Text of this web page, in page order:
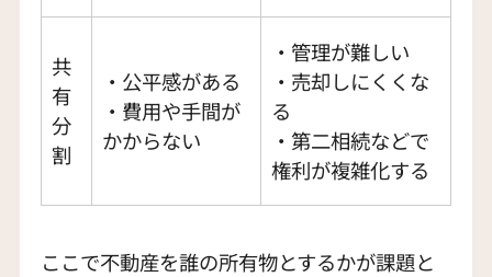
共
有
分
割
・公平感がある
・費用や手間が
かからない
・管理が難しい
・売却しにくくな
る
・第二相続などで
権利が複雑化する
ここで不動産を誰の所有物とするかが課題と